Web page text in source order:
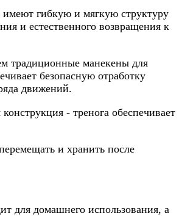
гибкую и мягкую структуру
и естественного возвращения к
традиционные манекены для
безопасную отработку
движений.
- тренога обеспечивает
и хранить после
для домашнего использования, а